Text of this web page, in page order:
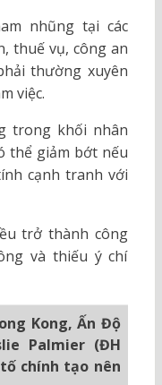
nhũng tại các
thuế vụ, công an
thường xuyên
việc.
trong khối nhân
thể giảm bớt nếu
cạnh tranh với
trở thành công
và thiếu ý chí
Kong, Ấn Độ
Palmier (ĐH
chính tạo nên